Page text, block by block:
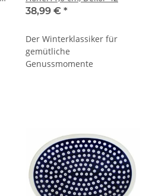
38,99 € *
Der Winterklassiker für
gemütliche
Genussmomente